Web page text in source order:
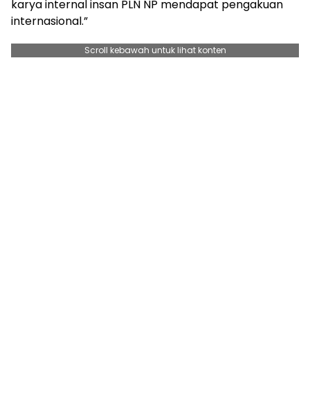
karya internal insan PLN NP mendapat pengakuan
internasional.”
Scroll kebawah untuk lihat konten